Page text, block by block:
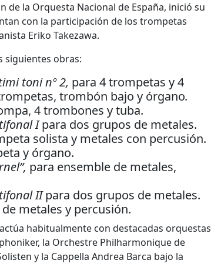
de la Orquesta Nacional de España, inició su
con la participación de los trompetas
Eriko Takezawa.
siguientes obras:
toni nº 2, para 4 trompetas y 4
trombón bajo y órgano.
4 trombones y tuba.
Ipara dos grupos de metales.
solista y metales con percusión.
y órgano.
para ensemble de metales,
IIpara dos grupos de metales.
metales y percusión.
habitualmente con destacadas orquestas
la Orchestre Philharmonique de
y la Cappella Andrea Barca bajo la